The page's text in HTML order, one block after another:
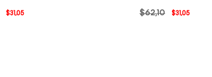
$31,05 $62,10 $31,05